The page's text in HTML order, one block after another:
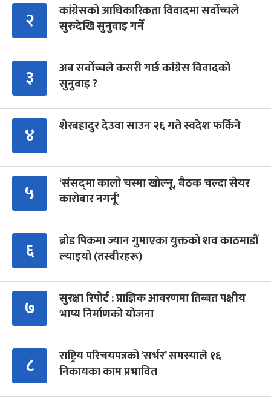
२
कांग्रेसको आधिकारिकता विवादमा सर्वोच्चले
सुरुदेखि सुनुवाइ गर्ने
३
अब सर्वोच्चले कसरी गर्छ कांग्रेस विवादको
सुनुवाइ ?
४ शेरबहादुर देउवा साउन २६ गते स्वदेश फर्किने
५
‘संसद्‍मा कालो चस्मा खोल्नू, बैठक चल्दा सेयर
कारोबार नगर्नू’
६
ब्रोड पिकमा ज्यान गुमाएका युक्तको शव काठमाडौं
ल्याइयो (तस्वीरहरू)
७
सुरक्षा रिपोर्ट : प्राज्ञिक आवरणमा तिब्बत पक्षीय
भाष्य निर्माणको योजना
८
राष्ट्रिय परिचयपत्रको ‘सर्भर’ समस्याले १६
निकायका काम प्रभावित